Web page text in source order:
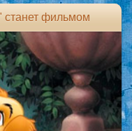
станет фильмом